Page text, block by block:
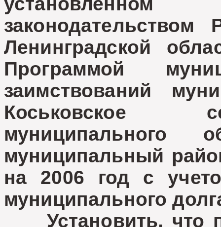
Ленинградской
Программой
заимствований
Коськовское
муниципального
муниципальный
на 2006 год с
муниципального
Установить, что